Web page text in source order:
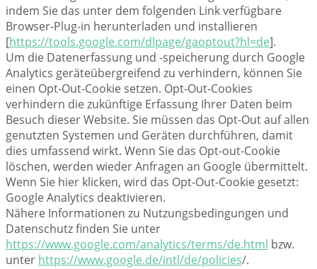
indem Sie das unter dem folgenden Link verfügbare
Browser-Plug-in herunterladen und installieren
[https://tools.google.com/dlpage/gaoptout?hl=de].
Um die Datenerfassung und -speicherung durch Google
Analytics geräteübergreifend zu verhindern, können Sie
einen Opt-Out-Cookie setzen. Opt-Out-Cookies
verhindern die zukünftige Erfassung Ihrer Daten beim
Besuch dieser Website. Sie müssen das Opt-Out auf allen
genutzten Systemen und Geräten durchführen, damit
dies umfassend wirkt. Wenn Sie das Opt-out-Cookie
löschen, werden wieder Anfragen an Google übermittelt.
Wenn Sie hier klicken, wird das Opt-Out-Cookie gesetzt:
Google Analytics deaktivieren.
Nähere Informationen zu Nutzungsbedingungen und
Datenschutz finden Sie unter
https://www.google.com/analytics/terms/de.html bzw.
unter https://www.google.de/intl/de/policies/.